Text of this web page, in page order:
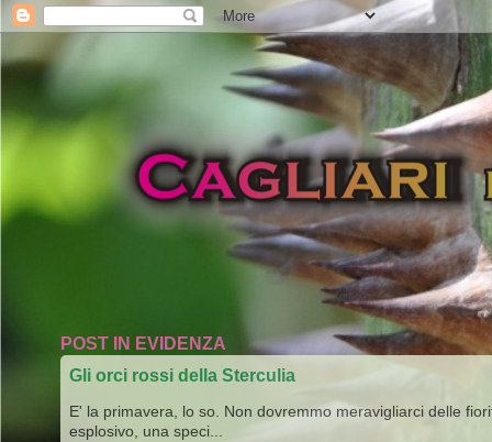
POST IN EVIDENZA
Gli orci rossi della Sterculia
E' la primavera, lo so. Non dovremmo meravigliarci delle
esplosivo, una speci...